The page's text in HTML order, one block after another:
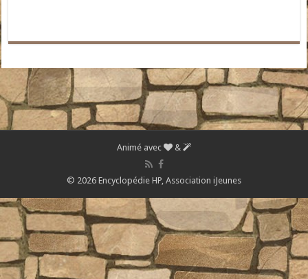
Animé avec &
© 2026 Encyclopédie HP, Association iJeunes